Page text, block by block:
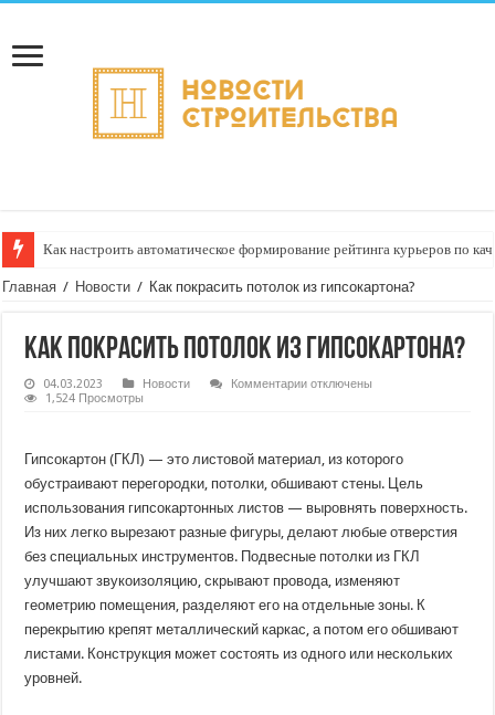
Как настроить автоматическое формирование рейтинга курьеров по
Главная / Новости / Как покрасить потолок из гипсокартона?
Как покрасить потолок из гипсокартона?
04.03.2023 Новости Комментариик
из
гипсокартона?
отключены
1,524 Просмотры
Гипсокартон (ГКЛ) — это листовой материал, из которого
обустраивают перегородки, потолки, обшивают стены. Цель
использования гипсокартонных листов — выровнять поверхность.
Из них легко вырезают разные фигуры, делают любые отверстия
без специальных инструментов. Подвесные потолки из ГКЛ
улучшают звукоизоляцию, скрывают провода, изменяют
геометрию помещения, разделяют его на отдельные зоны. К
перекрытию крепят металлический каркас, а потом его обшивают
листами. Конструкция может состоять из одного или нескольких
уровней.